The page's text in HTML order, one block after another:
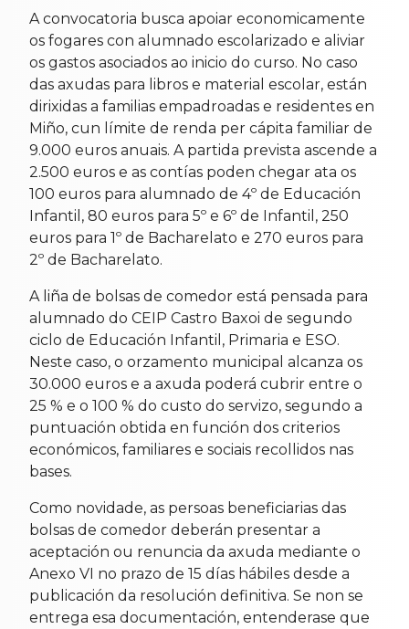
A convocatoria busca apoiar economicamente
os fogares con alumnado escolarizado e aliviar
os gastos asociados ao inicio do curso. No caso
das axudas para libros e material escolar, están
dirixidas a familias empadroadas e residentes en
Miño, cun límite de renda per cápita familiar de
9.000 euros anuais. A partida prevista ascende a
2.500 euros e as contías poden chegar ata os
100 euros para alumnado de 4º de Educación
Infantil, 80 euros para 5º e 6º de Infantil, 250
euros para 1º de Bacharelato e 270 euros para
2º de Bacharelato.
A liña de bolsas de comedor está pensada para
alumnado do CEIP Castro Baxoi de segundo
ciclo de Educación Infantil, Primaria e ESO.
Neste caso, o orzamento municipal alcanza os
30.000 euros e a axuda poderá cubrir entre o
25 % e o 100 % do custo do servizo, segundo a
puntuación obtida en función dos criterios
económicos, familiares e sociais recollidos nas
bases.
Como novidade, as persoas beneficiarias das
bolsas de comedor deberán presentar a
aceptación ou renuncia da axuda mediante o
Anexo VI no prazo de 15 días hábiles desde a
publicación da resolución definitiva. Se non se
entrega esa documentación, entenderase que